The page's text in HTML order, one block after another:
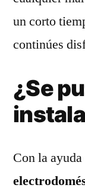
un corto
continúes
¿Se
Con la